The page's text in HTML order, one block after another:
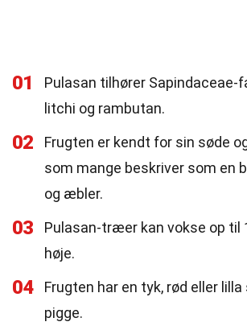
01
Pulasan tilhører Sapindaceae-
litchi og rambutan.
02
Frugten er kendt for sin søde
som mange beskriver som en
og æbler.
03
Pulasan-træer kan vokse op til
høje.
04
Frugten har en tyk, rød eller
pigge.